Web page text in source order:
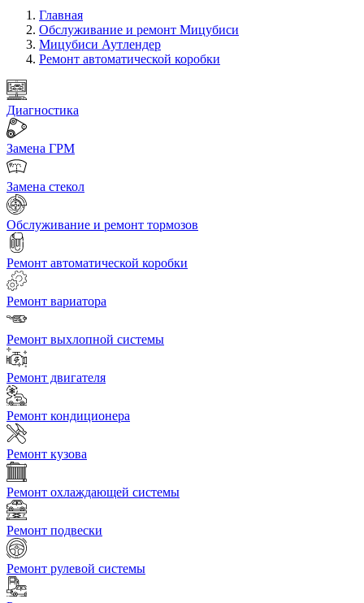
Главная
Обслуживание и ремонт Мицубиси
Мицубиси Аутлендер
Ремонт автоматической коробки
Диагностика
Замена ГРМ
Замена стекол
Обслуживание и ремонт тормозов
Ремонт автоматической коробки
Ремонт вариатора
Ремонт выхлопной системы
Ремонт двигателя
Ремонт кондиционера
Ремонт кузова
Ремонт охлаждающей системы
Ремонт подвески
Ремонт рулевой системы